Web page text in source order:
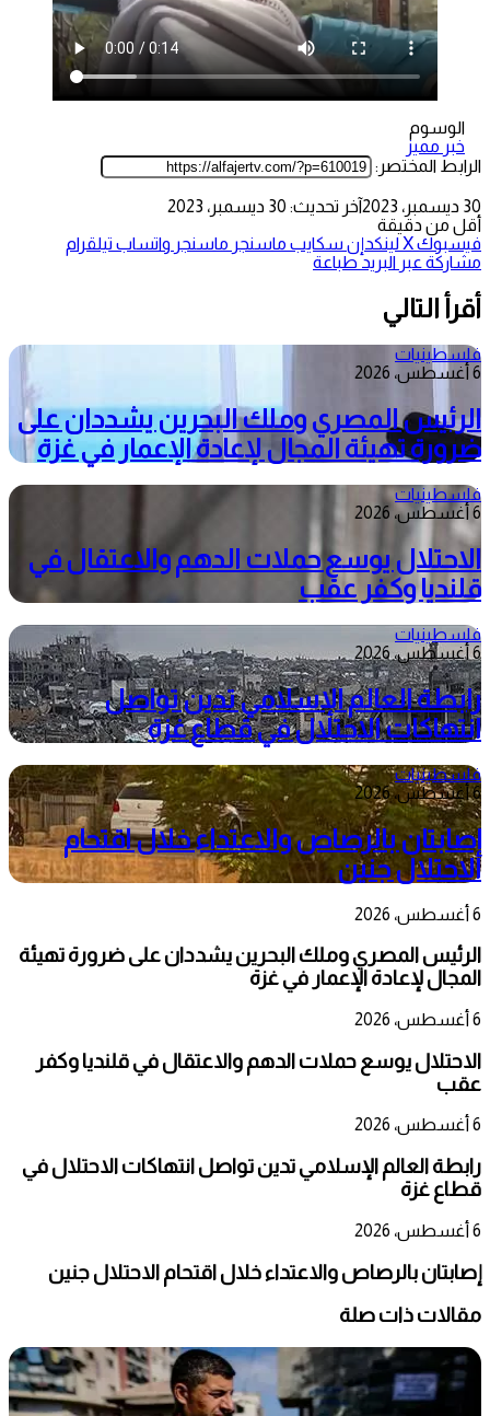
الوسوم
خبر مميز
الرابط المختصر:
30 ديسمبر، 2023
آخر تحديث: 30 ديسمبر، 2023
أقل من دقيقة
فيسبوك‫Xلينكدإن سكايب ماسنجر ماسنجر واتساب تيلقرام
مشاركة عبر البريد طباعة
أقرأ التالي
فلسطينيات
6 أغسطس، 2026
الرئيس المصري وملك البحرين يشددان على
ضرورة تهيئة المجال لإعادة الإعمار في غزة
فلسطينيات
6 أغسطس، 2026
الاحتلال يوسع حملات الدهم والاعتقال في
قلنديا وكفر عقب
فلسطينيات
6 أغسطس، 2026
رابطة العالم الإسلامي تدين تواصل
انتهاكات الاحتلال في قطاع غزة
فلسطينيات
6 أغسطس، 2026
إصابتان بالرصاص والاعتداء خلال اقتحام
الاحتلال جنين
6 أغسطس، 2026
الرئيس المصري وملك البحرين يشددان على ضرورة تهيئة
المجال لإعادة الإعمار في غزة
6 أغسطس، 2026
الاحتلال يوسع حملات الدهم والاعتقال في قلنديا وكفر
عقب
6 أغسطس، 2026
رابطة العالم الإسلامي تدين تواصل انتهاكات الاحتلال في
قطاع غزة
6 أغسطس، 2026
إصابتان بالرصاص والاعتداء خلال اقتحام الاحتلال جنين
مقالات ذات صلة